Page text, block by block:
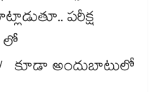
పరీక్ష
లో
కూడా అందుబాటులో